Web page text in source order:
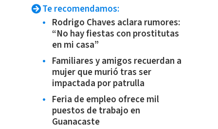
Te recomendamos:
Rodrigo Chaves aclara rumores:
“No hay fiestas con prostitutas
en mi casa”
Familiares y amigos recuerdan a
mujer que murió tras ser
impactada por patrulla
Feria de empleo ofrece mil
puestos de trabajo en
Guanacaste